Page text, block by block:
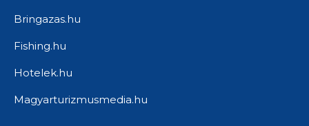
Bringazas.hu
Fishing.hu
Hotelek.hu
Magyarturizmusmedia.hu